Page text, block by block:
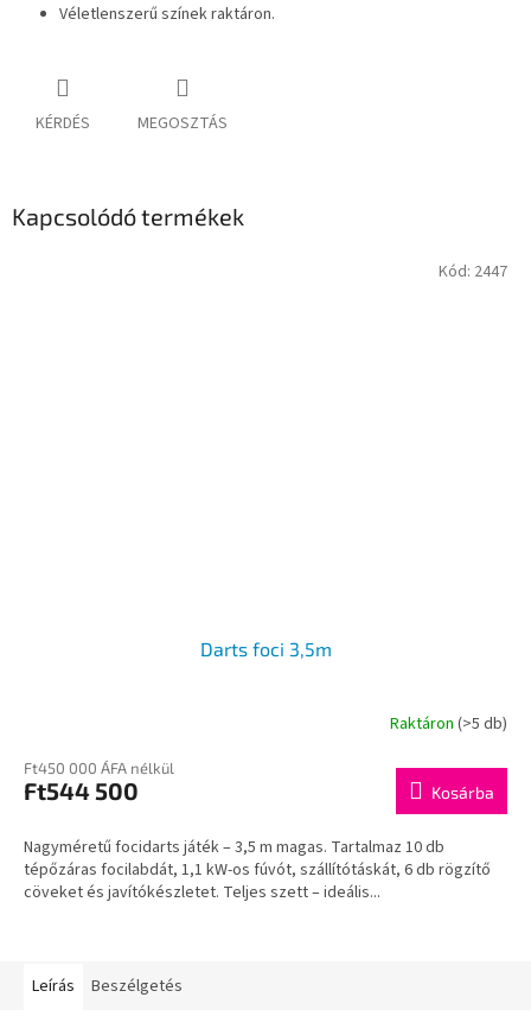
Véletlenszerű színek raktáron.
KÉRDÉS MEGOSZTÁS
Kapcsolódó termékek
Darts foci 3,5m
Raktáron (>5 db)
Ft450 000 ÁFA nélkül
Ft544 500 Kosárba
Nagyméretű focidarts játék – 3,5 m magas. Tartalmaz 10 db
tépőzáras focilabdát, 1,1 kW-os fúvót, szállítótáskát, 6 db rögzítő
cöveket és javítókészletet. Teljes szett – ideális...
Kód: 2447
Leírás Beszélgetés